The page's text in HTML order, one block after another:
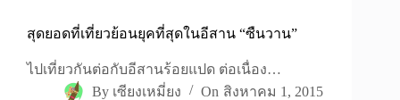
สุดยอดที่เที่ยวย้อนยุคที่สุดในอีสาน “ซืนวาน”
ไปเที่ยวกันต่อกับอีสานร้อยแปด ต่อเนื่อง…
By เซียงเหมี่ยง On สิงหาคม 1, 2015